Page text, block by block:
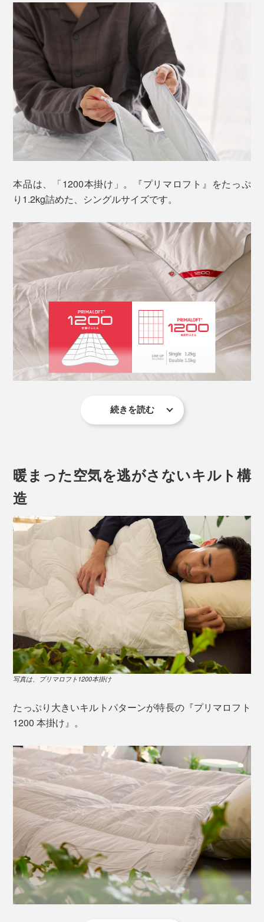
写真は、プリマロフト1200本掛け
『プリマロフト』は、いわゆる人工羽毛。“洗えるダウ
ン”を目指して、アメリカで開発された、超微細なポリ
エステル繊維です。
羽毛の構造に注目して、3種類の太さの繊維を組み合せ
ることで、ダウン並みの暖かさを実現。繊維と繊維のあ
いだに、体温で暖まった空気をたっぷりため込んでくれ
3種の太さのポリエステルを配合してつくる「プリマロフト」
しかも、羽毛と違って、水分を吸ってもヘタりにくい特
長から、アメリカ陸軍や海軍、登山家といった、プロ向
軽くて暖かいのに、水に強い『プリマロフト』の特長
本品は、「1200本掛け」。『プリマロフト』をたっぷ
り1.2kg詰めた、シングルサイズです。
晩秋から冬の始めは、これ1枚で快適に。ボリュームが
大きいキルトパターンで驚くほど暖かい「プリマロフト1200 本掛け布団」
布団には、着脱用のスナップボタンが6ヵ所ついている
ので、ほかの『プリマロフト』シリーズと組み合せれ
例えば、本品「1200本掛け」と、「400肌掛け」を組み
続きを読む
暖まった空気を逃がさないキルト構
造
写真は、プリマロフト1200本掛け
たっぷり大きいキルトパターンが特長の『プリマロフト
1200 本掛け』。